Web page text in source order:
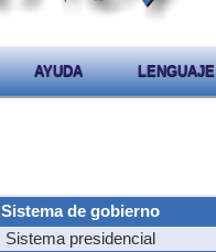
AYUDA LENGUAJE
Sistema de gobierno
Sistema presidencial